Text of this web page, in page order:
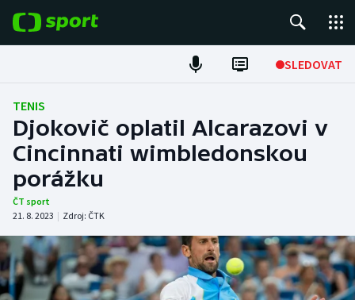
SLEDOVAT
ME v atletice
ME v plavání
Fotbal
Hokej
Tenis
DALŠÍ SPORTY
TENIS
Djokovič oplatil Alcarazovi v
Cincinnati wimbledonskou
porážku
ČT sport
21. 8. 2023 | Zdroj: ČTK